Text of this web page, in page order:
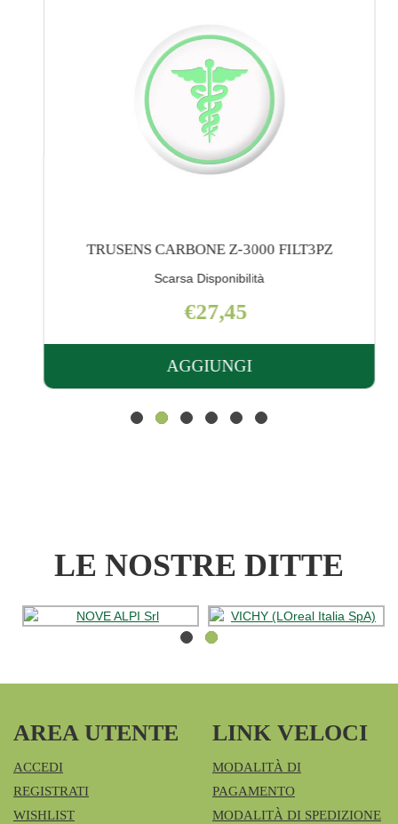
TRUSENS CARBONE Z-3000 FILT3PZ
Scarsa Disponibilità
€27,45
AGGIUNGI
AGGIUNGI TRUSENS
Z-
LE NOSTRE DITTE
AREA UTENTE
ACCEDI
REGISTRATI
WISHLIST
LINK VELOCI
MODALITÀ DI
PAGAMENTO
MODALITÀ DI SPEDIZIONE